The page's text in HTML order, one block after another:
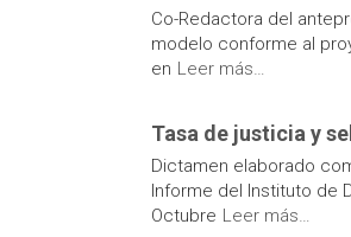
Co-Redactora del
modelo conforme al
en Leer más…
Tasa de justicia y
Dictamen elaborado
Informe del Instituto de
Octubre Leer más…